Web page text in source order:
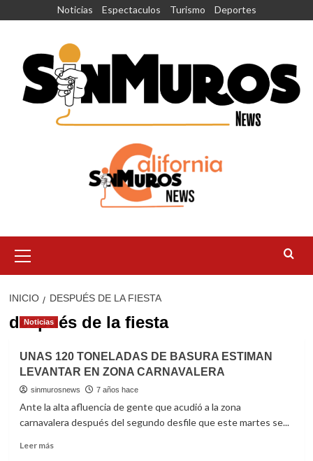
Noticias Espectaculos Turismo Deportes
principal
INICIO DESPUÉS DE LA FIESTA
después de la fiesta
Noticias
UNAS 120 TONELADAS DE BASURA ESTIMAN
LEVANTAR EN ZONA CARNAVALERA
sinmurosnews 7 años hace
Ante la alta afluencia de gente que acudió a la zona
carnavalera después del segundo desfile que este martes se...
Leer másRead